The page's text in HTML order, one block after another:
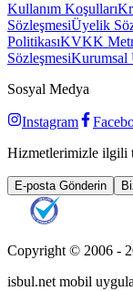
Kullanım Koşulları
SözleşmesiÜyelik
PolitikasıKVKK
SözleşmesiKurumsal
Sosyal Medya
Instagram
Hizmetlerimizle ilgili
E-posta Gönderin
Copyright © 2006 -
isbul.net mobil